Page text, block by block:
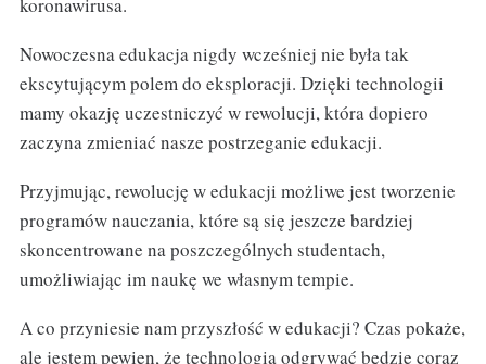
Nowoczesna edukacja nigdy wcześniej nie była tak
ekscytującym polem do eksploracji. Dzięki technologii
mamy okazję uczestniczyć w rewolucji, która dopiero
zaczyna zmieniać nasze postrzeganie edukacji.
Przyjmując, rewolucję w edukacji możliwe jest tworzenie
programów nauczania, które są się jeszcze bardziej
skoncentrowane na poszczególnych studentach,
umożliwiając im naukę we własnym tempie.
A co przyniesie nam przyszłość w edukacji? Czas pokaże,
ale jestem pewien, że technologia odgrywać będzie coraz